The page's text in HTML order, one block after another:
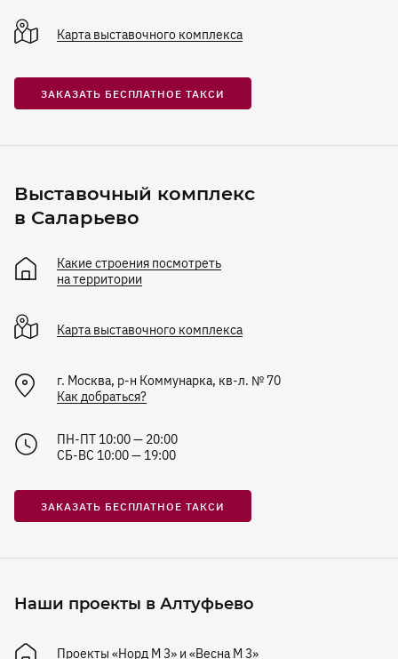
Карта выставочного комплекса
ЗАКАЗАТЬ БЕСПЛАТНОЕ ТАКСИ
Выставочный комплекс
в Саларьево
Какие строения посмотреть
на территории
Карта выставочного комплекса
г. Москва, р-н Коммунарка, кв-л. № 70
Как добраться?
ПН-ПТ 10:00 — 20:00
СБ-ВС 10:00 — 19:00
ЗАКАЗАТЬ БЕСПЛАТНОЕ ТАКСИ
Наши проекты в Алтуфьево
Проекты «Норд М 3» и «Весна М 3»